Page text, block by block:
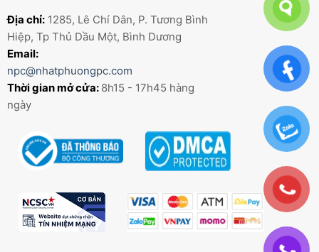
Địa chỉ: 1285, Lê Chí Dân, P. Tương Bình
Hiệp, Tp Thủ Dầu Một, Bình Dương
Email:
npc@nhatphuongpc.com
Thời gian mở cửa: 8h15 - 17h45 hàng
ngày